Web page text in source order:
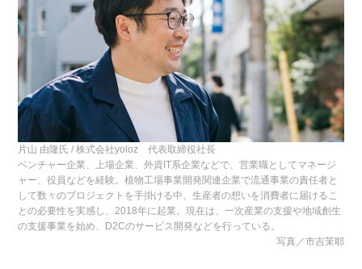
片山 由隆氏 / 株式会社yoloz 代表取締役社長
ベンチャー企業、上場企業、外資IT系企業などで、営業職としてマネージ
ャー、役員などを経験。植物工場事業開発関連企業で流通事業の責任者と
して数々のプロジェクトを手掛ける中、生産者の想いを消費者に届けるこ
との必要性を実感し、2018年に起業。‍現在は、一次産業の支援や地域創生
の支援事業を始め、D2Cのサービス開発などを行っている。
写真／市吉茉耶